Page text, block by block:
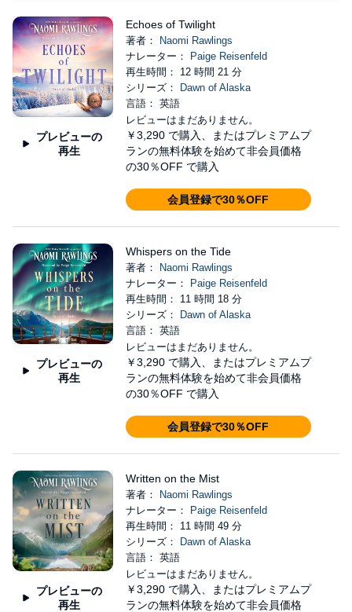
プレビューの
再生
Echoes of Twilight
著者：
Naomi Rawlings
ナレーター：
Paige Reisenfeld
再生時間： 12 時間 21 分
シリーズ：
Dawn of Alaska
言語： 英語
レビューはまだありません。
￥3,290 で購入、またはプレミアムプ
ランの無料体験を始めて非会員価格
の30％OFF で購入
会員登録で30％OFF
プレビューの
再生
Whispers on the Tide
著者：
Naomi Rawlings
ナレーター：
Paige Reisenfeld
再生時間： 11 時間 18 分
シリーズ：
Dawn of Alaska
言語： 英語
レビューはまだありません。
￥3,290 で購入、またはプレミアムプ
ランの無料体験を始めて非会員価格
の30％OFF で購入
会員登録で30％OFF
プレビューの
再生
Written on the Mist
著者：
Naomi Rawlings
ナレーター：
Paige Reisenfeld
再生時間： 11 時間 49 分
シリーズ：
Dawn of Alaska
言語： 英語
レビューはまだありません。
￥3,290 で購入、またはプレミアムプ
ランの無料体験を始めて非会員価格